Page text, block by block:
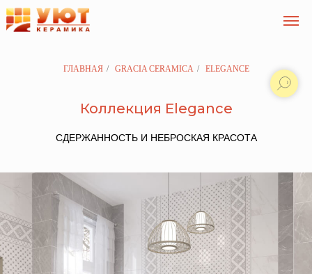
ГЛАВНАЯ / GRACIA CERAMICA / ELEGANCE
Коллекция Elegance
СДЕРЖАННОСТЬ И НЕБРОСКАЯ КРАСОТА